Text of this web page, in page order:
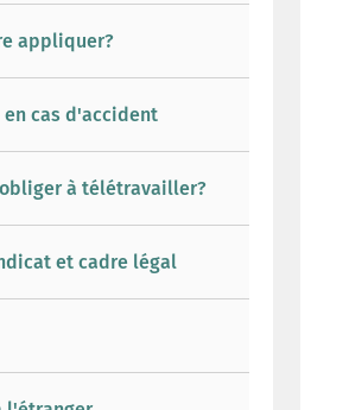
appliquer?
en cas d'accident
à télétravailler?
et cadre légal